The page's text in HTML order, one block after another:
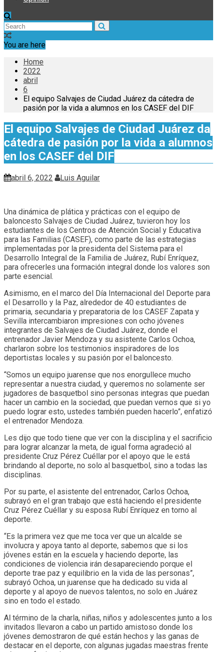
You are here
Home
2022
abril
6
El equipo Salvajes de Ciudad Juárez da cátedra de
pasión por la vida a alumnos en los CASEF del DIF
El equipo Salvajes de Ciudad Juárez da
cátedra de pasión por la vida a alumnos
en los CASEF del DIF
abril 6, 2022 Luis Aguilar
Una dinámica de plática y prácticas con el equipo de
baloncesto Salvajes de Ciudad Juárez, tuvieron hoy los
estudiantes de los Centros de Atención Social y Educativa
para las Familias (CASEF), como parte de las estrategias
implementadas por la presidenta del Sistema para el
Desarrollo Integral de la Familia de Juárez, Rubí Enríquez,
para ofrecerles una formación integral donde los valores son
parte esencial.
Asimismo, en el marco del Día Internacional del Deporte para
el Desarrollo y la Paz, alrededor de 40 estudiantes de
primaria, secundaria y preparatoria de los CASEF Zapata y
Sevilla intercambiaron impresiones con ocho jóvenes
integrantes de Salvajes de Ciudad Juárez, donde el
entrenador Javier Mendoza y su asistente Carlos Ochoa,
charlaron sobre los testimonios inspiradores de los
deportistas locales y su pasión por el baloncesto.
“Somos un equipo juarense que nos enorgullece mucho
representar a nuestra ciudad, y queremos no solamente ser
jugadores de basquetbol sino personas integras que puedan
hacer un cambio en la sociedad, que puedan vernos que si yo
puedo lograr esto, ustedes también pueden hacerlo”, enfatizó
el entrenador Mendoza.
Les dijo que todo tiene que ver con la disciplina y el sacrificio
para lograr alcanzar la meta, de igual forma agradeció al
presidente Cruz Pérez Cuéllar por el apoyo que le está
brindando al deporte, no solo al basquetbol, sino a todas las
disciplinas.
Por su parte, el asistente del entrenador, Carlos Ochoa,
subrayó en el gran trabajo que está haciendo el presidente
Cruz Pérez Cuéllar y su esposa Rubí Enríquez en torno al
deporte.
“Es la primera vez que me toca ver que un alcalde se
involucra y apoya tanto al deporte, sabemos que si los
jóvenes están en la escuela y haciendo deporte, las
condiciones de violencia irán desapareciendo porque el
deporte trae paz y equilibrio en la vida de las personas”,
subrayó Ochoa, un juarense que ha dedicado su vida al
deporte y al apoyo de nuevos talentos, no solo en Juárez
sino en todo el estado.
Al término de la charla, niñas, niños y adolescentes junto a los
invitados llevaron a cabo un partido amistoso donde los
jóvenes demostraron de qué están hechos y las ganas de
destacar en el deporte, con algunas jugadas maestras frente